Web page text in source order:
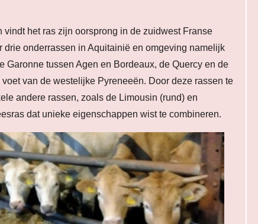
het ras zijn oorsprong in de zuidwest Franse
drie onderrassen in Aquitainië en omgeving namelijk
Garonne tussen Agen en Bordeaux, de Quercy en de
van de westelijke Pyreneeën. Door deze rassen te
andere rassen, zoals de Limousin (rund) en
dat unieke eigenschappen wist te combineren.